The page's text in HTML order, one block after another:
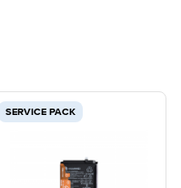
SERVICE PACK